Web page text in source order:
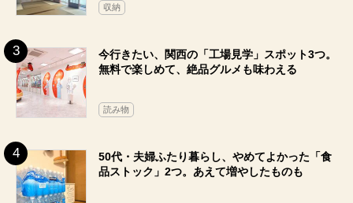
収納
今行きたい、関西の「工場見学」スポット3つ。
無料で楽しめて、絶品グルメも味わえる
読み物
50代・夫婦ふたり暮らし、やめてよかった「食
品ストック」2つ。あえて増やしたものも